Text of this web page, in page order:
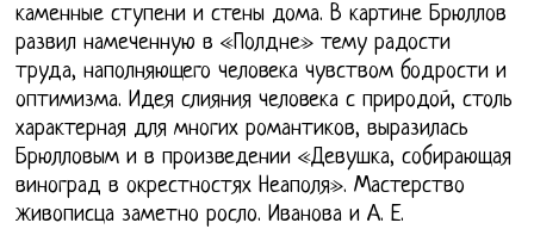
каменные ступени и стены дома. В картине Брюллов
развил намеченную в «Полдне» тему радости
труда, наполняющего человека чувством бодрости и
оптимизма. Идея слияния человека с природой, столь
характерная для многих романтиков, выразилась
Брюлловым и в произведении «Девушка, собирающая
виноград в окрестностях Неаполя». Мастерство
живописца заметно росло. Иванова и А. Е.